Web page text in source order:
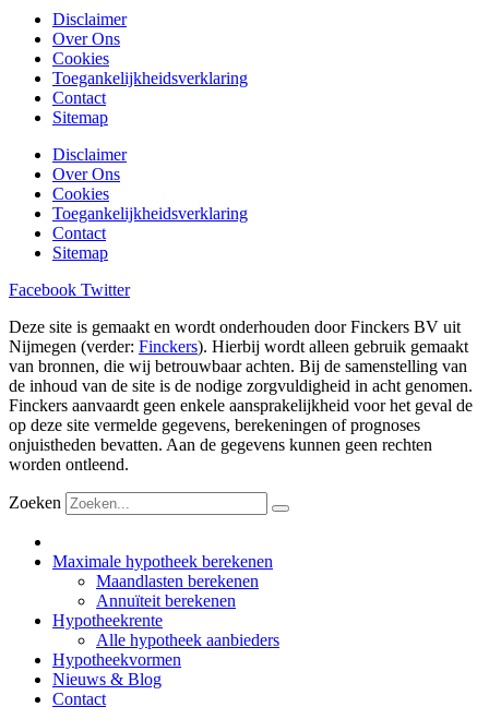
Disclaimer
Over Ons
Cookies
Toegankelijkheidsverklaring
Contact
Sitemap
Disclaimer
Over Ons
Cookies
Toegankelijkheidsverklaring
Contact
Sitemap
Facebook Twitter
Deze site is gemaakt en wordt onderhouden door Finckers BV uit
Nijmegen (verder: Finckers). Hierbij wordt alleen gebruik gemaakt
van bronnen, die wij betrouwbaar achten. Bij de samenstelling van
de inhoud van de site is de nodige zorgvuldigheid in acht genomen.
Finckers aanvaardt geen enkele aansprakelijkheid voor het geval de
op deze site vermelde gegevens, berekeningen of prognoses
onjuistheden bevatten. Aan de gegevens kunnen geen rechten
worden ontleend.
Zoeken
Maximale hypotheek berekenen
Maandlasten berekenen
Annuïteit berekenen
Hypotheekrente
Alle hypotheek aanbieders
Hypotheekvormen
Nieuws & Blog
Contact